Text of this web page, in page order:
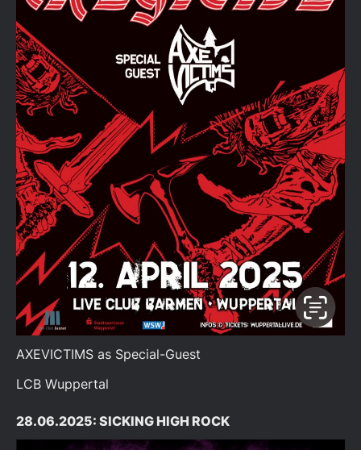
AXEVICTIMS as Special-Guest
LCB Wuppertal
28.06.2025: SICKING HIGH ROCK